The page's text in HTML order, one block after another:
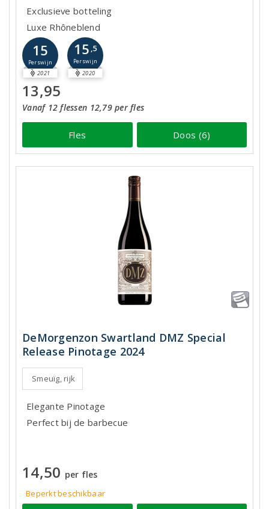
Exclusieve botteling
Luxe Rhôneblend
15
Perswijn
2021
15 ,5
Perswijn
2020
13,95
Vanaf 12 flessen 12,79 per fles
Fles Doos (6)
DeMorgenzon Swartland DMZ Special
Release Pinotage 2024
Smeuïg, rijk
Elegante Pinotage
Perfect bij de barbecue
14,50 per fles
Beperkt beschikbaar